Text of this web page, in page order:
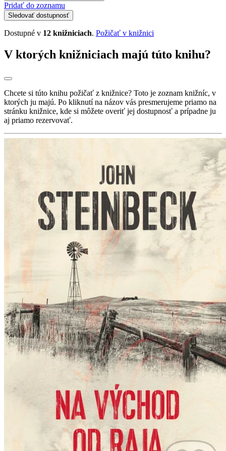
Pridať do zoznamu
Sledovať dostupnosť
Dostupné v 12 knižniciach. Požičať v knižnici
V ktorých knižniciach majú túto knihu?
Chcete si túto knihu požičať z knižnice? Toto je zoznam knižníc, v
ktorých ju majú. Po kliknutí na názov vás presmerujeme priamo na
stránku knižnice, kde si môžete overiť jej dostupnosť a prípadne ju
aj priamo rezervovať.